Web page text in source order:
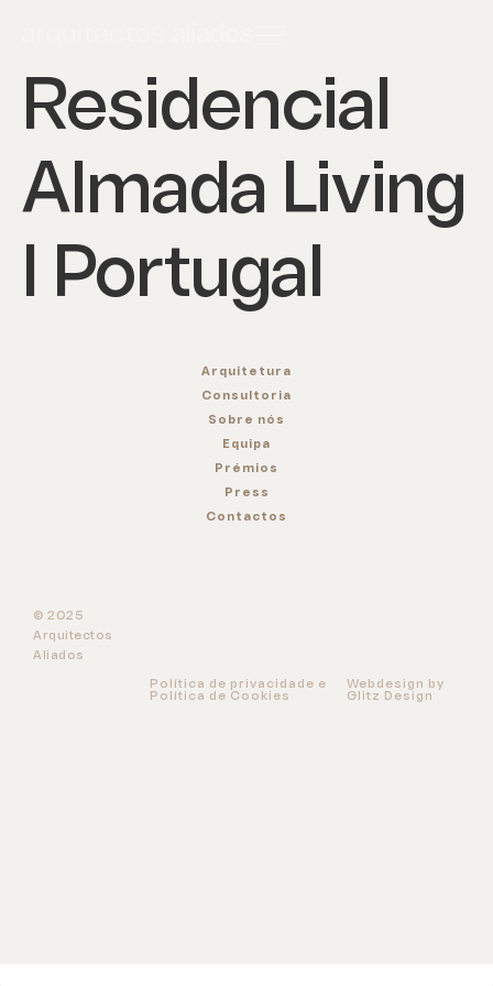
Residencial
Almada Living
I Portugal
Arquitetura
Consultoria
Sobre nós
Equipa
Prémios
Press
Contactos
© 2025
Arquitectos
Aliados
Política de privacidade e
Política de Cookies
Webdesign by
Glitz Design